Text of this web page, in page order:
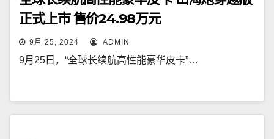
正式上市 售价24.98万元
9月 25, 2024 ADMIN
9月25日，“全球长续航高性能豪华皮卡”…